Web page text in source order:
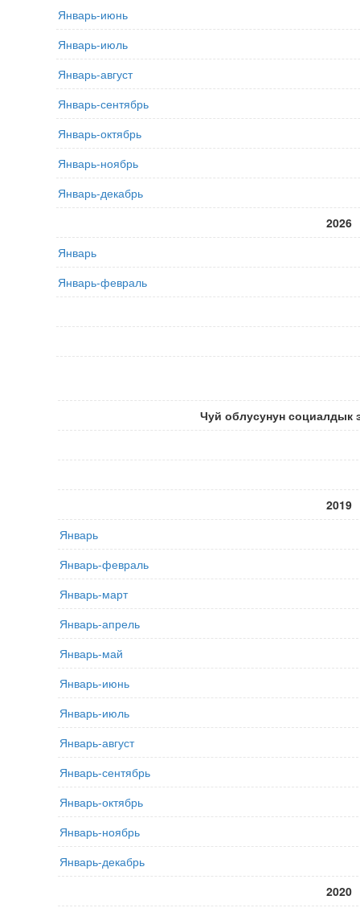
Январь-июнь
Январь-июль
Январь-август
Январь-сентябрь
Январь-октябрь
Январь-ноябрь
Январь-декабрь
2026
Январь
Январь-февраль
Чуй облусунун социалдык
2019
Январь
Январь-февраль
Январь-март
Январь-апрель
Январь-май
Январь-июнь
Январь-июль
Январь-август
Январь-сентябрь
Январь-октябрь
Январь-ноябрь
Январь-декабрь
2020